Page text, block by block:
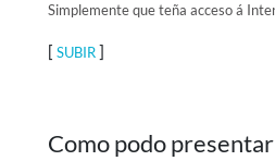
Simplemente que teña acceso á
[ SUBIR]
Como podo